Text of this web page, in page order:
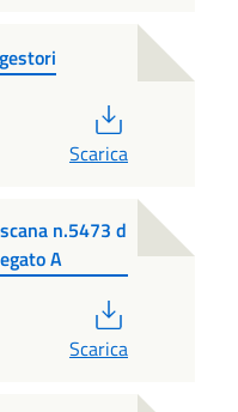
Scarica
n.5473 d
A
Scarica